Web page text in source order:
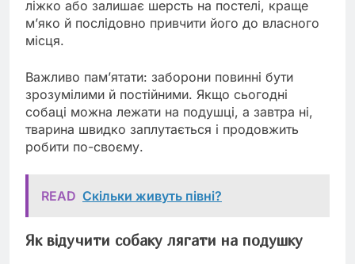
ліжко або залишає шерсть на постелі, краще
м’яко й послідовно привчити його до власного
місця.
Важливо пам’ятати: заборони повинні бути
зрозумілими й постійними. Якщо сьогодні
собаці можна лежати на подушці, а завтра ні,
тварина швидко заплутається і продовжить
робити по-своєму.
READ Скільки живуть півні?
Як відучити собаку лягати на подушку